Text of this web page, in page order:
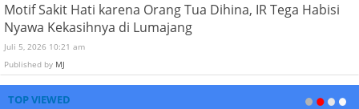
Motif Sakit Hati karena Orang Tua Dihina, IR Tega Habisi
Nyawa Kekasihnya di Lumajang
Juli 5, 2026 10:21 am
Published by MJ
TOP VIEWED